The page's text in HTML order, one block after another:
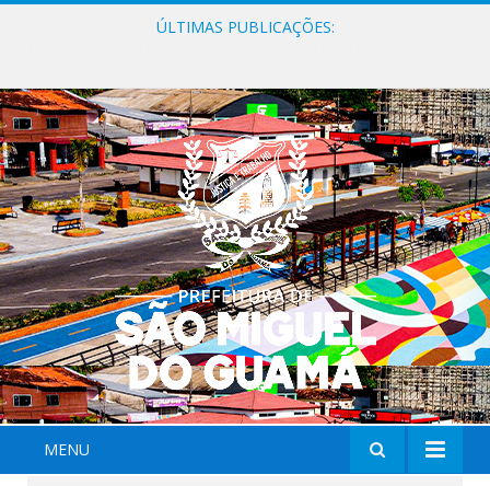
ÚLTIMAS PUBLICAÇÕES:
MENU